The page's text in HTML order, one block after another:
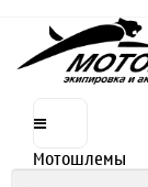
Мотошлемы